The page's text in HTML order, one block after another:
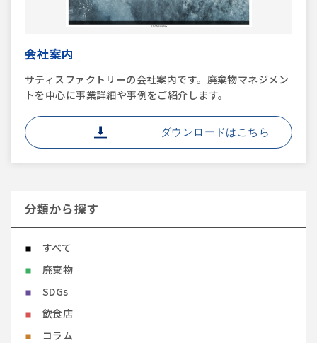
会社案内
サティスファクトリーの会社案内です。廃棄物マネジメン
トを中心に事業詳細や事例をご紹介します。
ダウンロードはこちら
分類から探す
すべて
廃棄物
SDGs
飲食店
コラム